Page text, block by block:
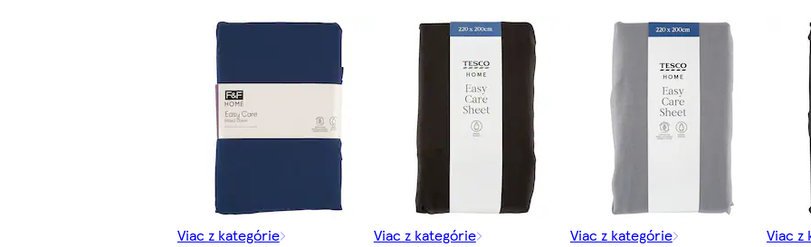
Viac z kategórie Viac z kategórie Viac z kategórie Viac z